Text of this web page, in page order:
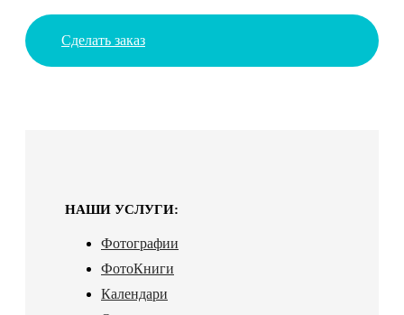
Сделать заказ
НАШИ УСЛУГИ:
Фотографии
ФотоКниги
Календари